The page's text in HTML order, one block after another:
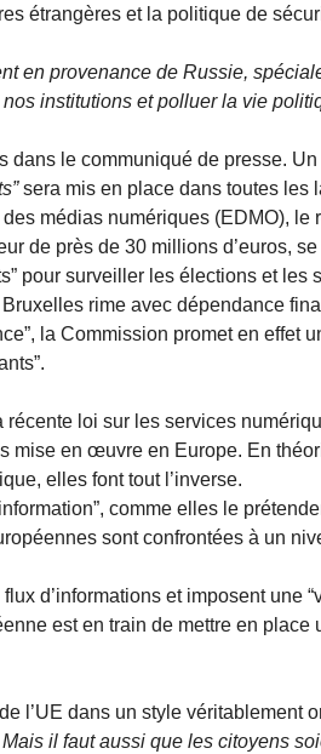
étrangères et la politique de
en provenance de Russie,
institutions et polluer la vie
dans le communiqué de presse.
sera mis en place dans toutes les
médias numériques (EDMO), le
de près de 30 millions d’euros,
pour surveiller les élections et les
rime avec dépendance
la Commission promet en effet
récente loi sur les services
mise en œuvre en Europe. En
elles font tout l’inverse.
comme elles le
sont confrontées à un
d’informations et imposent une
est en train de mettre en place
l’UE dans un style véritablement
il faut aussi que les citoyens